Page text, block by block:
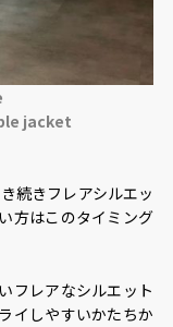
jacket
続きフレアシルエッ
方はこのタイミング
フレアなシルエット
イしやすいかたちか